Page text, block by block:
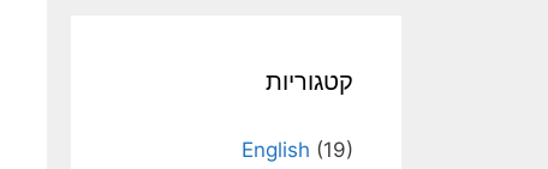
קטגוריות
English (19)